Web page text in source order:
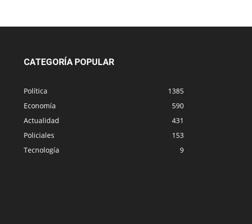
CATEGORÍA POPULAR
Política
1385
Economía
590
Actualidad
431
Policiales
153
Tecnología
9